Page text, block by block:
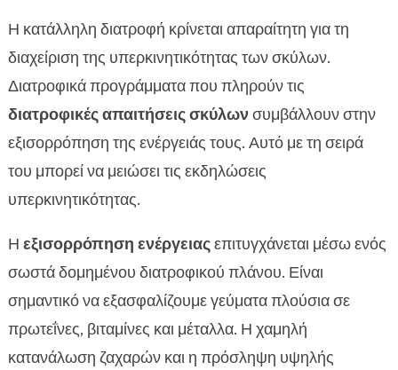
Η κατάλληλη διατροφή κρίνεται απαραίτητη για τη
διαχείριση της υπερκινητικότητας των σκύλων.
Διατροφικά προγράμματα που πληρούν τις
διατροφικές απαιτήσεις σκύλωνσυμβάλλουν στην
εξισορρόπηση της ενέργειάς τους. Αυτό με τη σειρά
του μπορεί να μειώσει τις εκδηλώσεις
υπερκινητικότητας.
Η εξισορρόπηση ενέργειαςεπιτυγχάνεται μέσω ενός
σωστά δομημένου διατροφικού πλάνου. Είναι
σημαντικό να εξασφαλίζουμε γεύματα πλούσια σε
πρωτεΐνες, βιταμίνες και μέταλλα. Η χαμηλή
κατανάλωση ζαχαρών και η πρόσληψη υψηλής